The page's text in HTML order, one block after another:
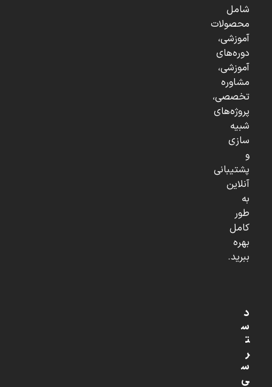
شامل
محصولات
آموزشی،
دوره‌های
آموزشی،
مشاوره
تخصصی،
پروژه‌های
شبیه
سازی
و
پشتیبانی
آنلاین
به
طور
کامل
بهره
ببرید.
د
س
ت
ر
س
ی